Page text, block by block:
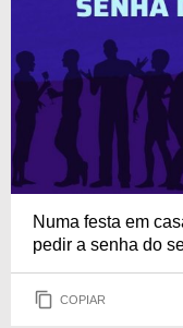
Numa festa em
pedir a senha do
COPIAR